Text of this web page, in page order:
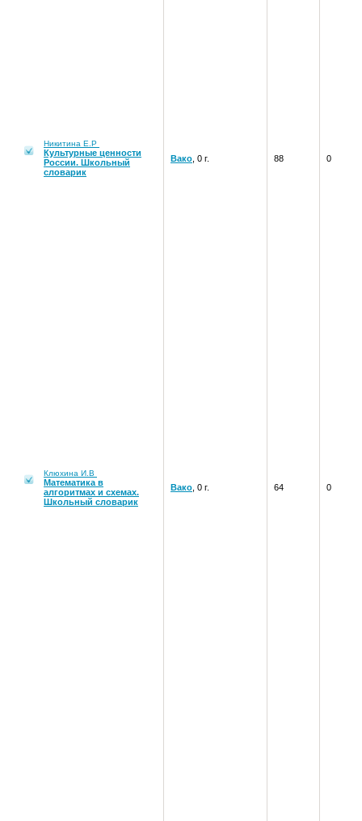
Никитина Е.Р
Культурные ценности
России. Школьный
словарик
Вако , 0 г. 88 0
Клюхина И.В
Математика в
алгоритмах и схемах.
Школьный словарик
Вако , 0 г. 64 0